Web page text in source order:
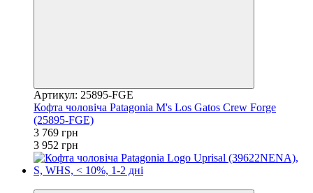
Артикул: 25895-FGE
Кофта чоловіча Patagonia M's Los Gatos Crew Forge
(25895-FGE)
3 769 грн
3 952 грн